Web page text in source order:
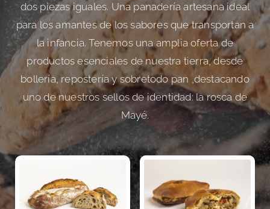
dos piezas iguales. Una panadería artesana ideal
para los amantes de los sabores que transportan a
la infancia. Tenemos una amplia oferta de
productos esenciales de nuestra tierra, desde
bollería, repostería y sobretodo pan ,destacando
uno de nuestros sellos de identidad: la rosca de
Mayé.